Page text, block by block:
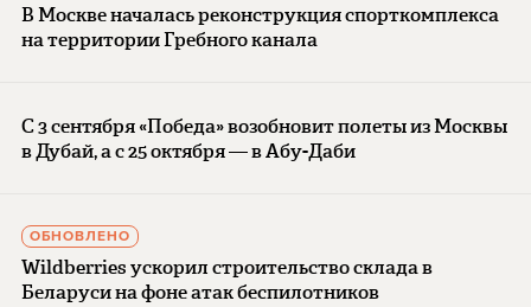
В Москве началась реконструкция спорткомплекса
на территории Гребного канала
С 3 сентября «Победа» возобновит полеты из Москвы
в Дубай, а с 25 октября — в Абу-Даби
ОБНОВЛЕНО
Wildberries ускорил строительство склада в
Беларуси на фоне атак беспилотников